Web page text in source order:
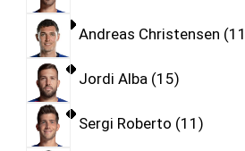
Andreas Christensen 11
Jordi Alba 15
Sergi Roberto 11